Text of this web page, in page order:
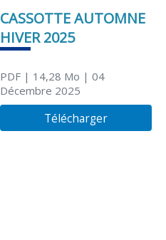
CASSOTTE AUTOMNE
HIVER 2025
PDF| 14,28 Mo | 04
Décembre 2025
Télécharger